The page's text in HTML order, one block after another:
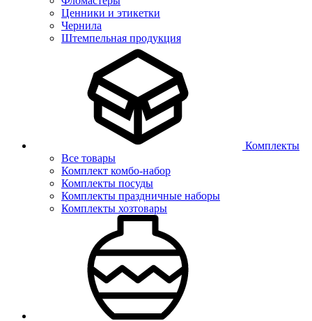
Ценники и этикетки
Чернила
Штемпельная продукция
Комплекты
Все товары
Комплект комбо-набор
Комплекты посуды
Комплекты праздничные наборы
Комплекты хозтовары